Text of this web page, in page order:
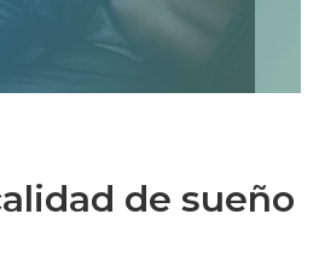
de sueño